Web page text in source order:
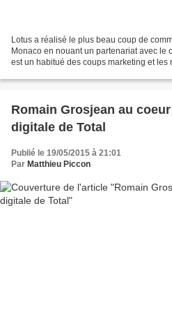
Lotus a réalisé le plus beau coup de
Monaco en nouant un partenariat avec le
est un habitué des coups marketing et les
Romain Grosjean au
digitale de Total
Publié le 19/05/2015 à 21:01
Par Matthieu Piccon